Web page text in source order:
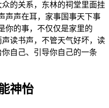
的关系，东林的祠堂里面挂
声在耳，家事国事天下事
你的事，不仅仅是家里的
读书声，不管天气好坏，读
自己、引导你自己的一条
神怡